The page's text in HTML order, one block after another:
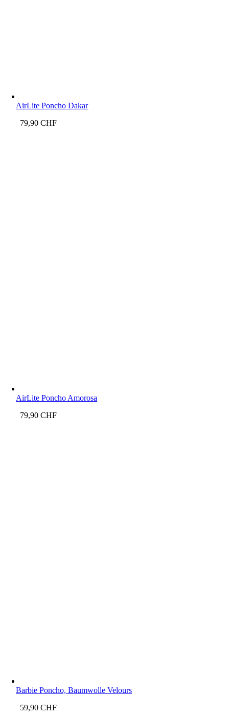
AirLite Poncho Dakar
79,90CHF
AirLite Poncho Amorosa
79,90CHF
Barbie Poncho, Baumwolle Velours
59,90CHF